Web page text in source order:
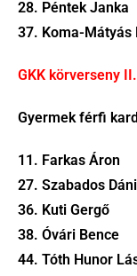
28. Péntek Janka
37. Koma-Mátyás
GKK körverseny
Gyermek férfi
11. Farkas Áron
27. Szabados
36. Kuti Gergő
38. Óvári Bence
44. Tóth Hunor